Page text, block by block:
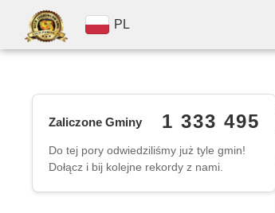
PL
Zaliczone Gminy 1 333 495
Do tej pory odwiedziliśmy już tyle gmin!
Dołącz i bij kolejne rekordy z nami.